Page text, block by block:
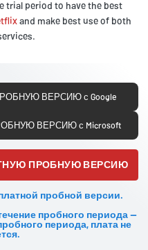
trial period to have the best
and make best use of both
ВЕРСИЮ с Google
ВЕРСИЮ с Microsoft
ПРОБНУЮ ВЕРСИЮ
пробной версии.
пробного периода —
периода, плата не